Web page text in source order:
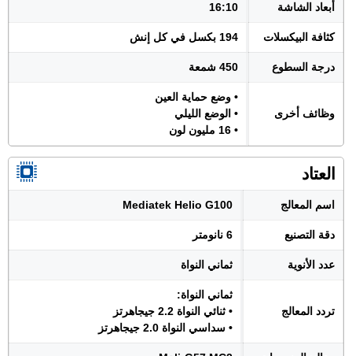
أبعاد الشاشة 16:10
كثافة البيكسلات 194 بكسل في كل إنش
درجة السطوع 450 شمعة
وظائف أخرى
• وضع حماية العين
• الوضع الليلي
• 16 مليون لون
العتاد
اسم المعالج Mediatek Helio G100
دقة التصنيع 6 نانومتر
عدد الأنوية ثماني النواة
تردد المعالج
ثماني النواة:
• ثنائي النواة 2.2 جيجاهرتز
• سداسي النواة 2.0 جيجاهرتز